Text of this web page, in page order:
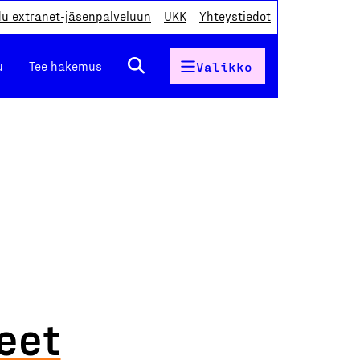
extranet-jäsenpalveluun UKK Yhteystiedot
Tee hakemus Valikko